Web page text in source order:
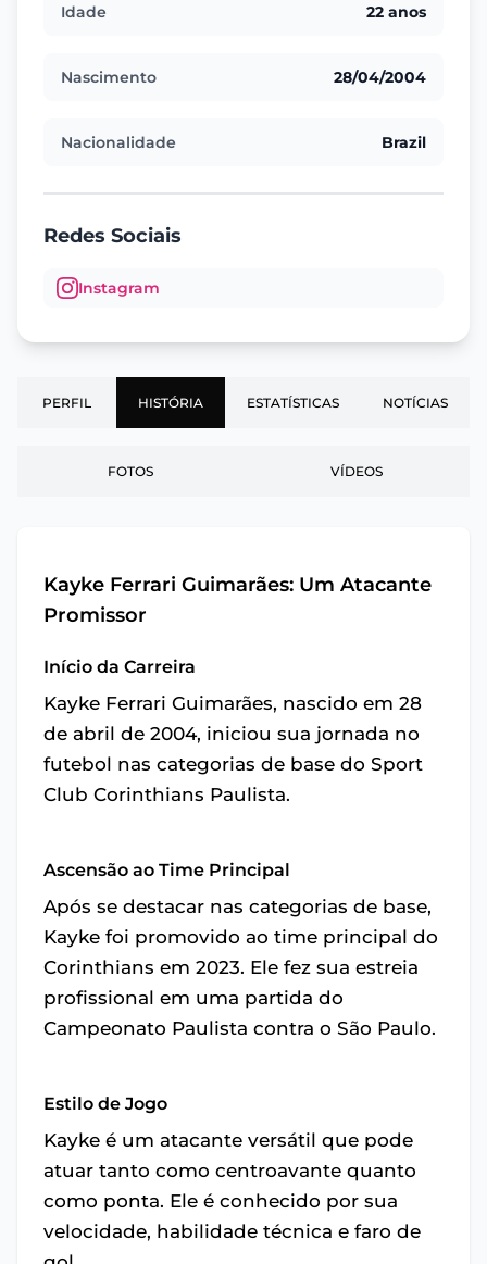
Idade 22 anos
Nascimento 28/04/2004
Nacionalidade Brazil
Redes Sociais
Instagram
PERFIL HISTÓRIA ESTATÍSTICAS NOTÍCIAS
FOTOS VÍDEOS
Kayke Ferrari Guimarães: Um Atacante
Promissor
Início da Carreira
Kayke Ferrari Guimarães, nascido em 28
de abril de 2004, iniciou sua jornada no
futebol nas categorias de base do Sport
Club Corinthians Paulista.
Ascensão ao Time Principal
Após se destacar nas categorias de base,
Kayke foi promovido ao time principal do
Corinthians em 2023. Ele fez sua estreia
profissional em uma partida do
Campeonato Paulista contra o São Paulo.
Estilo de Jogo
Kayke é um atacante versátil que pode
atuar tanto como centroavante quanto
como ponta. Ele é conhecido por sua
velocidade, habilidade técnica e faro de